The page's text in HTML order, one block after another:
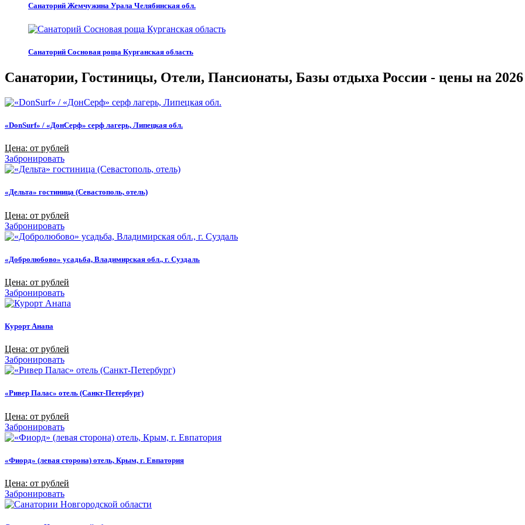
Санаторий Жемчужина Урала Челябинская обл.
Санаторий Сосновая роща Курганская область
Санатории, Гостиницы, Отели, Пансионаты, Базы отдыха России - цены на 2026
«DonSurf» / «ДонСерф» серф лагерь, Липецкая обл.
Цена: от рублей
Забронировать
«Дельта» гостиница (Севастополь, отель)
Цена: от рублей
Забронировать
«Добролюбово» усадьба, Владимирская обл., г. Суздаль
Цена: от рублей
Забронировать
Курорт Анапа
Цена: от рублей
Забронировать
«Ривер Палас» отель (Санкт-Петербург)
Цена: от рублей
Забронировать
«Фиорд» (левая сторона) отель, Крым, г. Евпатория
Цена: от рублей
Забронировать